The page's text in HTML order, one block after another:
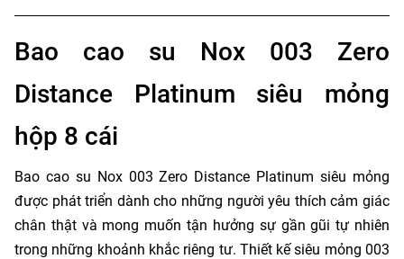
Bao cao su Nox 003 Zero
Distance Platinum siêu mỏng
hộp 8 cái
Bao cao su Nox 003 Zero Distance Platinum siêu mỏng
được phát triển dành cho những người yêu thích cảm giác
chân thật và mong muốn tận hưởng sự gần gũi tự nhiên
trong những khoảnh khắc riêng tư. Thiết kế siêu mỏng 003